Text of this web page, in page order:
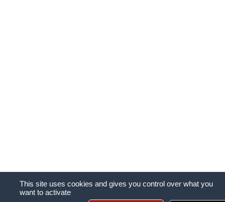
This site uses cookies and gives you control over what you
want to activate